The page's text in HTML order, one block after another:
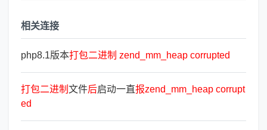
相关连接
php8.1版本打 包二进制 zend_mm_heap corrupted
打 包二进制 文件后启动一直报zend_mm_heap corrupt
ed